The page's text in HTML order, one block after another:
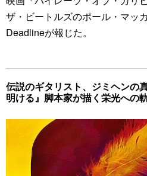
ザ・ビートルズのポール・マッ
Deadlineが報じた。
伝説のギタリスト、ジミヘンの
明ける』脚本家が描く栄光への